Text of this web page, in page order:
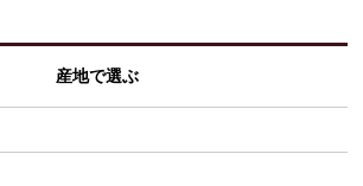
産地で選ぶ